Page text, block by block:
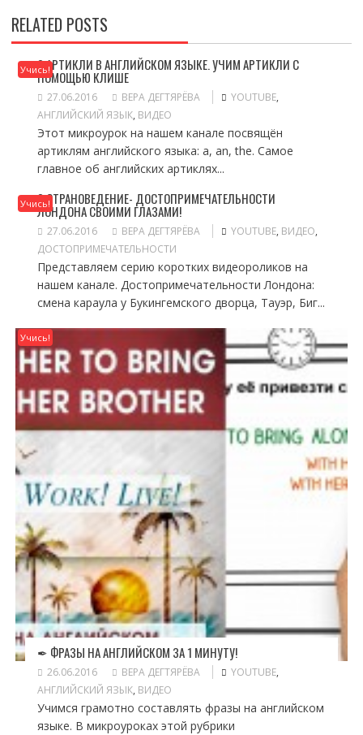
А
Ц
И
Я
П
С
Я
RELATED POSTS
Учись!? АРТИКЛИ В АНГЛИЙСКОМ ЯЗЫКЕ. УЧИМ АРТИКЛИ С
ПОМОЩЬЮ КЛИШЕ
27.06.2016 ВЕРА ДЕГТЯРЁВА YOUTUBE,
АНГЛИЙСКИЙ ЯЗЫК, ВИДЕО
Этот микроурок на нашем канале посвящён
артиклям английского языка: a, an, the. Самое
главное об английских артиклях...
Учись!? СТРАНОВЕДЕНИЕ- ДОСТОПРИМЕЧАТЕЛЬНОСТИ
ЛОНДОНА СВОИМИ ГЛАЗАМИ!
27.06.2016 ВЕРА ДЕГТЯРЁВА YOUTUBE, ВИДЕО,
ДОСТОПРИМЕЧАТЕЛЬНОСТИ
Представляем серию коротких видеороликов на
нашем канале. Достопримечательности Лондона:
смена караула у Букингемского дворца, Тауэр, Биг...
Учись!
✒ ФРАЗЫ НА АНГЛИЙСКОМ ЗА 1 МИНУТУ!
26.06.2016 ВЕРА ДЕГТЯРЁВА YOUTUBE,
АНГЛИЙСКИЙ ЯЗЫК, ВИДЕО
Учимся грамотно составлять фразы на английском
языке. В микроуроках этой рубрики